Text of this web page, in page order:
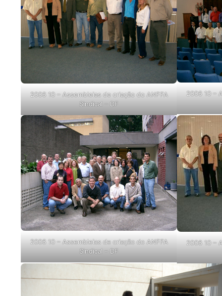
2006 10 – Assembleias de criação do ANFFA
Sindical – DF
2006 10 –
2006 10 – Assembleias de criação do ANFFA
Sindical – DF
2006 10 –